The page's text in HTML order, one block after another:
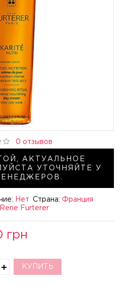
АКТУАЛЬНОЕ
УТОЧНЯЙТЕ У
Нет Страна: Франция
Rene Furterer
0 отзывов
грн
КУПИТЬ